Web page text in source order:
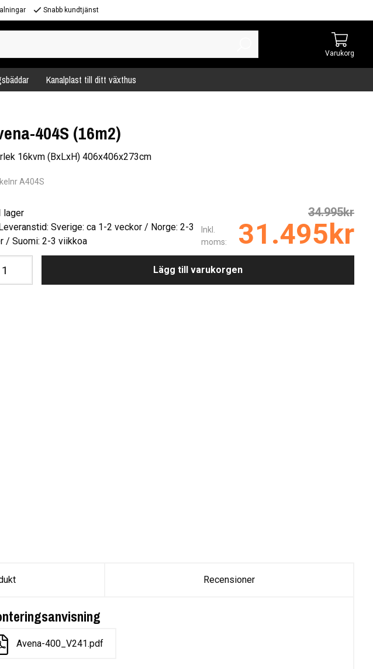
Snabb kundtjänst
Varukorg
Kanalplast till ditt växthus
404S (16m2)
16kvm (BxLxH) 406x406x273cm
A404S
I lager
Sverige: ca 1-2 veckor / Norge: 2-3
/ Suomi: 2-3 viikkoa
Inkl.
moms:
34.995kr
31.495kr
Lägg till varukorgen
Recensioner
Avena-400_V241.pdf